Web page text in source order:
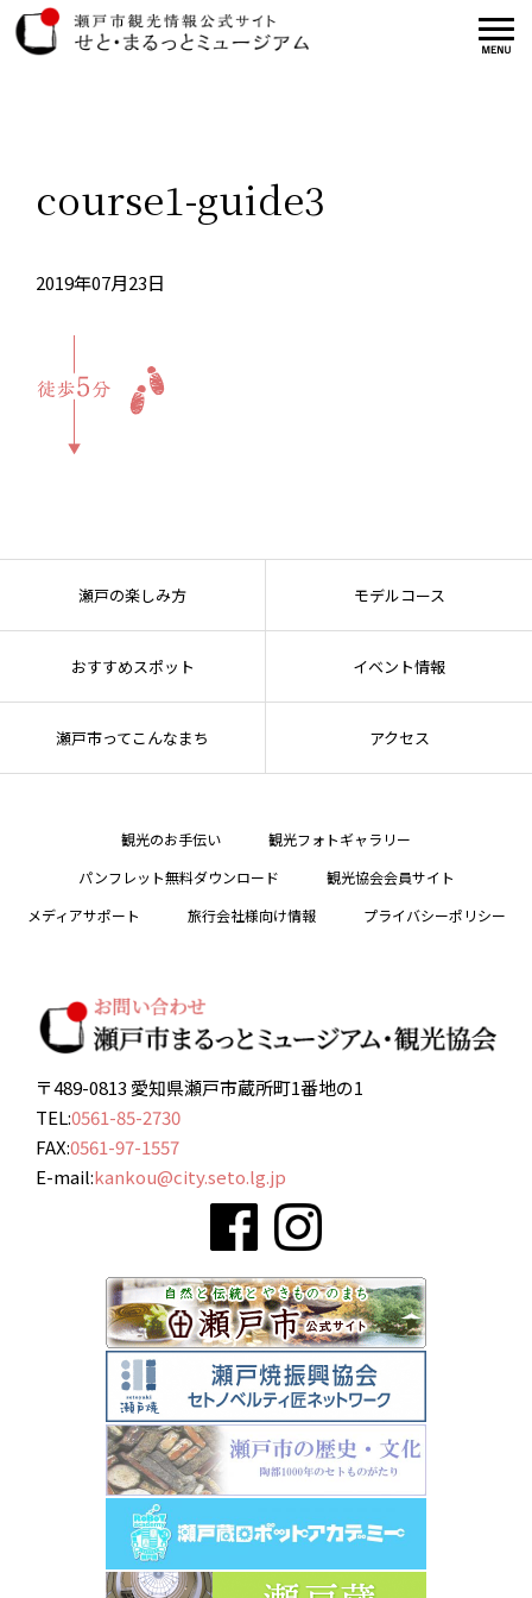
course1-guide3
2019年07月23日
瀬戸の楽しみ方 モデルコース
おすすめスポット イベント情報
瀬戸市ってこんなまち アクセス
観光のお手伝い
観光フォトギャラリー
パンフレット無料ダウンロード
観光協会会員サイト
メディアサポート
旅行会社様向け情報 プライバシーポリシー
〒489-0813 愛知県瀬戸市蔵所町1番地の1
TEL:0561-85-2730
FAX:0561-97-1557
E-mail:kankou@city.seto.lg.jp